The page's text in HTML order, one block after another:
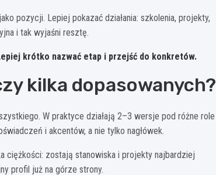
pozycji. Lepiej pokazać działania: szkolenia, projekty,
i tak wyjaśni resztę.
krótko nazwać etap i przejść do konkretów.
kilka dopasowanych?
W praktyce działają 2–3 wersje pod różne role
i akcentów, a nie tylko nagłówek.
ciężkości: zostają stanowiska i projekty najbardziej
profil już na górze strony.